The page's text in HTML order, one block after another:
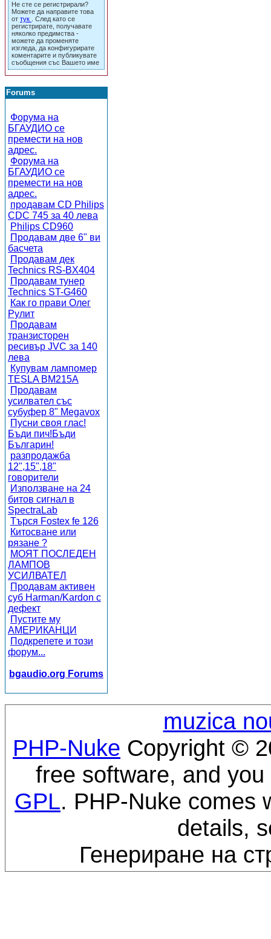
Не сте се регистрирали?
Можете да направите това
от тук
. След като се
регистрирате, получавате
няколко предимства -
можете да променяте
изгледа, да конфигурирате
коментарите и публикувате
съобщения със Вашето име
Forums
Форума на
БГАУДИО се
премести на нов
адрес.
Форума на
БГАУДИО се
премести на нов
адрес.
продавам CD Philips
CDC 745 за 40 лева
Philips CD960
Продавам две 6" ви
басчета
Продавам дек
Technics RS-BX404
Продавам тунер
Technics ST-G460
Как го прави Олег
Рулит
Продавам
транзисторен
ресивър JVC за 140
лева
Купувам лампомер
TESLA BM215A
Продавам
усилвател със
субуфер 8" Megavox
Пусни своя глас!
Бъди пич!Бъди
Българин!
разпродажба
12",15",18"
говорители
Използване на 24
битов сигнал в
SpectraLab
Търся Fostex fe 126
Китосване или
рязане ?
МОЯТ ПОСЛЕДЕН
ЛАМПОВ
УСИЛВАТЕЛ
Продавам активен
суб Harman/Kardon с
дефект
Пустите му
АМЕРИКАНЦИ
Подкрепете и този
форум...
bgaudio.org Forums
muzica
PHP-Nuke Copyright ©
free software, and
GPL. PHP-Nuke comes
details,
Генериране на